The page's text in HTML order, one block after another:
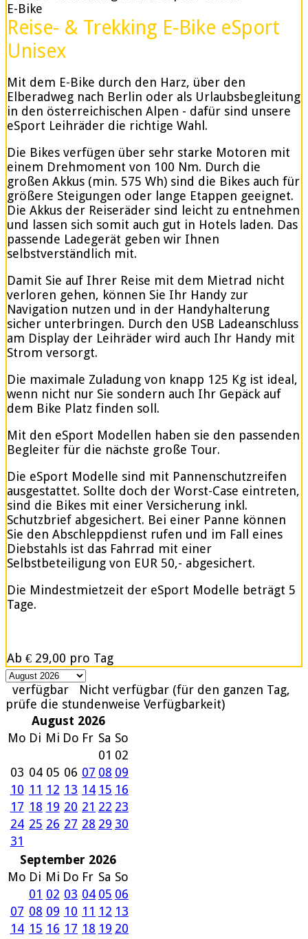
E-Bike
Reise- & Trekking E-Bike eSport
Unisex
Mit dem E-Bike durch den Harz, über den
Elberadweg nach Berlin oder als Urlaubsbegleitung
in den österreichischen Alpen - dafür sind unsere
eSport Leihräder die richtige Wahl.
Die Bikes verfügen über sehr starke Motoren mit
einem Drehmoment von 100 Nm. Durch die
großen Akkus (min. 575 Wh) sind die Bikes auch für
größere Steigungen oder lange Etappen geeignet.
Die Akkus der Reiseräder sind leicht zu entnehmen
und lassen sich somit auch gut in Hotels laden. Das
passende Ladegerät geben wir Ihnen
selbstverständlich mit.
Damit Sie auf Ihrer Reise mit dem Mietrad nicht
verloren gehen, können Sie Ihr Handy zur
Navigation nutzen und in der Handyhalterung
sicher unterbringen. Durch den USB Ladeanschluss
am Display der Leihräder wird auch Ihr Handy mit
Strom versorgt.
Die maximale Zuladung von knapp 125 Kg ist ideal,
wenn nicht nur Sie sondern auch Ihr Gepäck auf
dem Bike Platz finden soll.
Mit den eSport Modellen haben sie den passenden
Begleiter für die nächste große Tour.
Die eSport Modelle sind mit Pannenschutzreifen
ausgestattet. Sollte doch der Worst-Case eintreten,
sind die Bikes mit einer Versicherung inkl.
Schutzbrief abgesichert. Bei einer Panne können
Sie den Abschleppdienst rufen und im Fall eines
Diebstahls ist das Fahrrad mit einer
Selbstbeteiligung von EUR 50,- abgesichert.
Die Mindestmietzeit der eSport Modelle beträgt 5
Tage.
Ab € 29,00 pro Tag
verfügbar
Nicht verfügbar (für den ganzen Tag,
prüfe die stundenweise Verfügbarkeit)
August 2026
Mo Di Mi Do Fr Sa So
01 02
03 04 05 06 07 08 09
10 11 12 13 14 15 16
17 18 19 20 21 22 23
24 25 26 27 28 29 30
31
September 2026
Mo Di Mi Do Fr Sa So
01 02 03 04 05 06
07 08 09 10 11 12 13
14 15 16 17 18 19 20